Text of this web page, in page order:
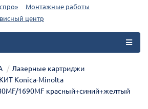
Монтажные работы
центр
Лазерные картриджи
Konica-Minolta
1690MF красный+синий+желтый